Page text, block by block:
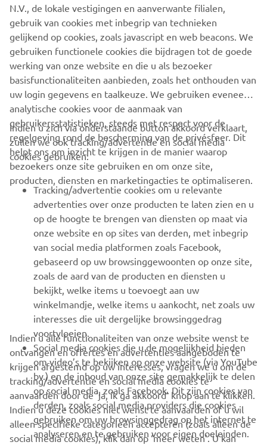
OFFICIËLE WEBSITE VAN AMT
CORPORATE
BUSINESS
MEER YAMAHA
SUPPORT
NIEUWSBRIEF
Wees de eerste die meer te weten komt over de nieuwste deals,
speciale evenementen, nieuwe producten en nog veel meer
ABONNEREN
Lees ons privacybeleid om te leren hoe we uw persoonlijke
gegevens verwerken:Privacyverklaring
N.V., de lokale vestigingen en aanverwante filialen,
gebruik van cookies met inbegrip van technieken
gelijkend op cookies, zoals javascript en web beacons. We
gebruiken functionele cookies die bijdragen tot de goede
werking van onze website en die u als bezoeker
basisfunctionaliteiten aanbieden, zoals het onthouden van
uw login gegevens en taalkeuze. We gebruiken eveneens
analytische cookies voor de aanmaak van
gebruikersstatistieken, steeds met respect voor de
regelgeving rond de bescherming van de privésfeer. Dit
helpt ons om inzicht te krijgen in de manier waarop
bezoekers onze site gebruiken en om onze site,
producten, diensten en marketingacties te optimaliseren.
Indien u zich via onderstaande button akkoord verklaart,
zullen we ook tracking/advertentie en social media
cookies gebruiken:
Tracking/advertentie cookies om u relevante
advertenties over onze producten te laten zien en u
op de hoogte te brengen van diensten op maat via
onze website en op sites van derden, met inbegrip
van social media platformen zoals Facebook,
gebaseerd op uw browsinggewoonten op onze site,
zoals de aard van de producten en diensten u
bekijkt, welke items u toevoegt aan uw
winkelmandje, welke items u aankocht, net zoals uw
interesses die uit dergelijke browsinggedrag
voortvloeien.
Social media cookies die u de mogelijkheid bieden
om video’s te bekijken op onze website (via YouTube
bv.) en de inhoud van onze site gemakkelijk te delen
op social media, zoals Facebook. Dit zijn cookies van
derden, zoals social media providers die cookies
gebruiken om uw browsinggedrag op het internet te
analyseren en te gebruiken voor eigen doeleinden.
Indien u alle functionaliteiten van onze website wenst te
ontvangen en offertes en advertenties aangeboden te
krijgen afgestemd op uw interesses, vragen we u om de
tracking/advertentie en social media cookies te
aanvaarden door de ‘ja, ik ga akkoord’ knop aan te klikken.
Indien u deze cookies niet wenst te aanvaarden of u wil
alleen specifieke categorieën accepteren (zoals alleen de
social media cookies), klik dan op ‘meer weten’. U kan